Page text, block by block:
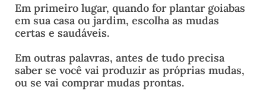
Em primeiro lugar, quando for plantar goiabas
em sua casa ou jardim, escolha as mudas
certas e saudáveis.
Em outras palavras, antes de tudo precisa
saber se você vai produzir as próprias mudas,
ou se vai comprar mudas prontas.